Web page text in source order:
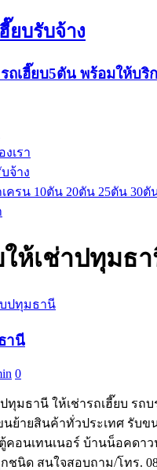
ยบรับจ้าง
ถเฮี๊ยบ5ตัน พร้อมให้บริ
เรา
จ้าง
ครน 10ตัน 20ตัน 25ตัน 30ตั
ให้เช่าปทุมธ
านี
0
ทุมธานี ให้เช่ารถเฮี๊ยบ รถ
นย้ายสินค้าทั่วประเทศ รับข
คอนเทนเนอร์ บ้านน็อคดาว
ชนิด สนใจสอบถาม/โทร.